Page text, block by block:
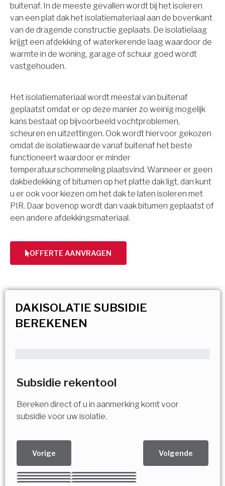
buitenaf. In de meeste gevallen wordt bij het isoleren
van een plat dak het isolatiemateriaal aan de bovenkant
van de dragende constructie geplaats. De isolatielaag
krijgt een afdekking of waterkerende laag waardoor de
warmte in de woning, garage of schuur goed wordt
vastgehouden.
Het isolatiemateriaal wordt meestal van buitenaf
geplaatst omdat er op deze manier zo weinig mogelijk
kans bestaat op bijvoorbeeld vochtproblemen,
scheuren en uitzettingen. Ook wordt hiervoor gekozen
omdat de isolatiewaarde vanaf buitenaf het beste
functioneert waardoor er minder
temperatuurschommeling plaatsvind. Wanneer er geen
dakbedekking of bitumen op het platte dak ligt, dan kunt
u er ook voor kiezen om het dak te laten isoleren met
PIR. Daar bovenop wordt dan vaak bitumen geplaatst of
een andere afdekkingsmateriaal.
OFFERTE AANVRAGEN
DAKISOLATIE SUBSIDIE
BEREKENEN
Subsidie rekentool
Bereken direct of u in aanmerking komt voor
subsidie voor uw isolatie.
Vorige Volgende
Kies uw Isolatiemaatregel